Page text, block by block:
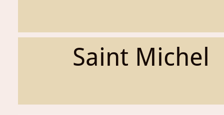
Saint Michel